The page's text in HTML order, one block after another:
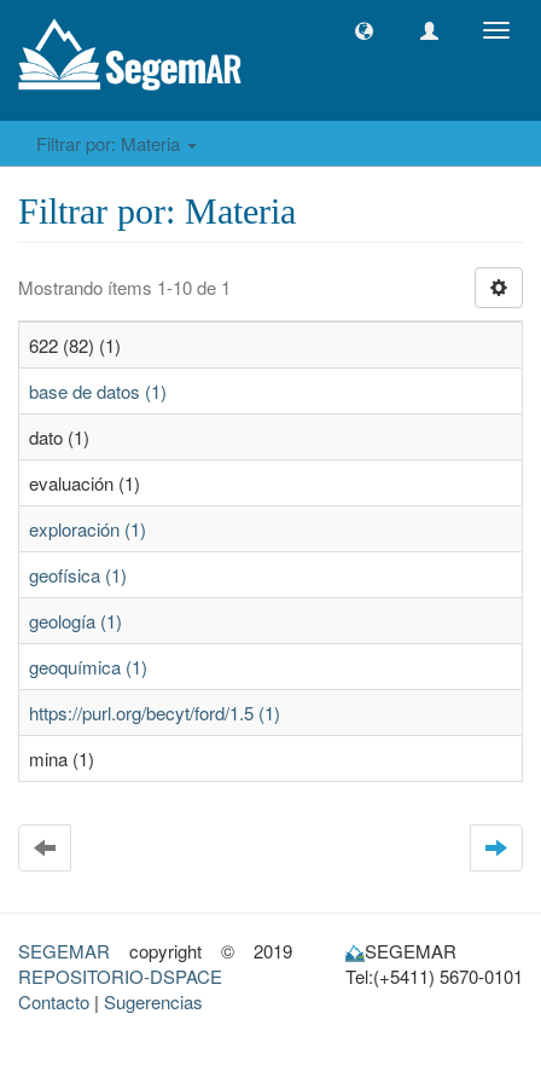
Filtrar por: Materia
Filtrar por: Materia
Mostrando ítems 1-10 de 1
622 (82) (1)
base de datos (1)
dato (1)
evaluación (1)
exploración (1)
geofísica (1)
geología (1)
geoquímica (1)
https://purl.org/becyt/ford/1.5 (1)
mina (1)
SEGEMAR copyright © 2019
REPOSITORIO-DSPACE
Contacto | Sugerencias
SEGEMAR
Tel:(+5411) 5670-0101